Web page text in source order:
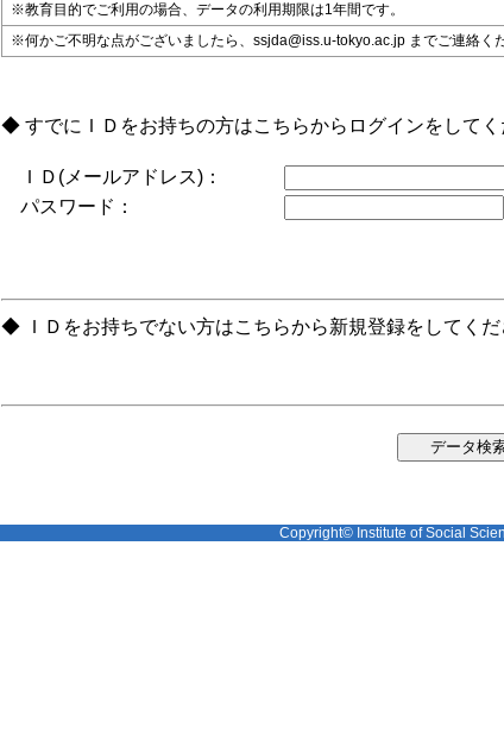
※教育目的でご利用の場合、データの利用期限は1年間です。
※何かご不明な点がございましたら、ssjda@iss.u-tokyo.ac.jp までご連絡くだ
◆ すでにＩＤをお持ちの方はこちらからログインをしてく
ＩＤ(メールアドレス)：
パスワード：
◆ ＩＤをお持ちでない方はこちらから新規登録をしてくだ
Copyright© Institute of Social